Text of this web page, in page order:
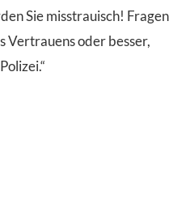
Sie misstrauisch! Fragen
Vertrauens oder besser,